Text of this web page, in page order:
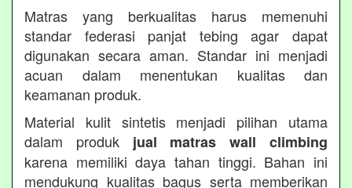
Matras yang berkualitas harus memenuhi
standar federasi panjat tebing agar dapat
digunakan secara aman. Standar ini menjadi
acuan dalam menentukan kualitas dan
keamanan produk.
Material kulit sintetis menjadi pilihan utama
dalam produk jual matras wall climbing
karena memiliki daya tahan tinggi. Bahan ini
mendukung kualitas bagus serta memberikan